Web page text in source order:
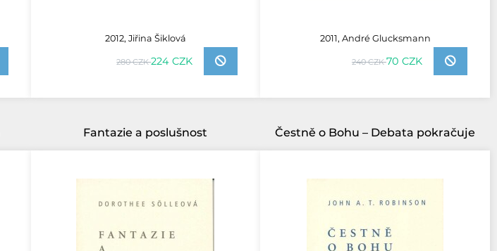
2012, Jiřina Šiklová
280 CZK224 CZK
2011, André Glucksmann
240 CZK70 CZK
Fantazie a poslušnost Čestně o Bohu – Debata pokračuje